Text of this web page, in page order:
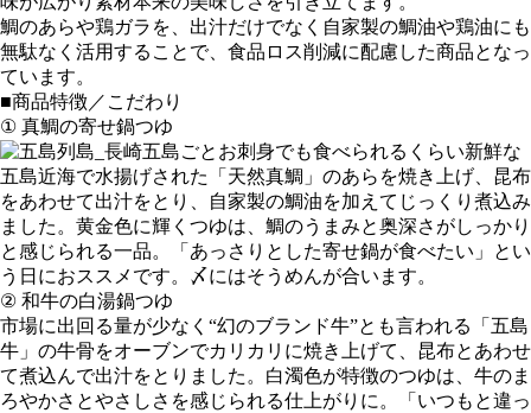
鯛のあらや鶏ガラを、出汁だけでなく自家製の鯛油や鶏油にも
無駄なく活用することで、食品ロス削減に配慮した商品となっ
ています。
■商品特徴／こだわり
① 真鯛の寄せ鍋つゆ
お刺身でも食べられるくらい新鮮な
五島近海で水揚げされた「天然真鯛」のあらを焼き上げ、昆布
をあわせて出汁をとり、自家製の鯛油を加えてじっくり煮込み
ました。黄金色に輝くつゆは、鯛のうまみと奥深さがしっかり
と感じられる一品。「あっさりとした寄せ鍋が食べたい」とい
う日におススメです。〆にはそうめんが合います。
② 和牛の白湯鍋つゆ
市場に出回る量が少なく“幻のブランド牛”とも言われる「五島
牛」の牛骨をオーブンでカリカリに焼き上げて、昆布とあわせ
て煮込んで出汁をとりました。白濁色が特徴のつゆは、牛のま
ろやかさとやさしさを感じられる仕上がりに。「いつもと違っ